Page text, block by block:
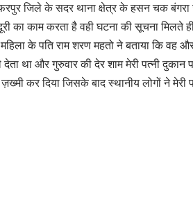
जिले के सदर थाना क्षेत्र के हसन चक बंगरा
का काम करता है वही घटना की सूचना
के पति राम शरण महतो ने बताया कि
था और गुरुवार की देर शाम मेरी पत्नी
ज़ख्मी कर दिया जिसके बाद स्थानीय लोगों ने